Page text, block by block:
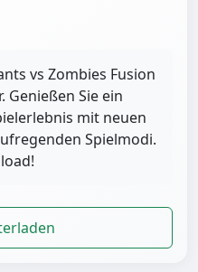
vs Zombies Fusion
Genießen Sie ein
mit neuen
Spielmodi.